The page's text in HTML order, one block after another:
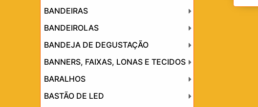
BANDEIRAS
BANDEIROLAS
BANDEJA DE DEGUSTAÇÃO
BANNERS, FAIXAS, LONAS E TECIDOS
BARALHOS
BASTÃO DE LED